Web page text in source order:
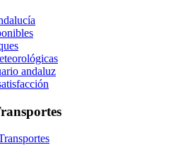
andaluz